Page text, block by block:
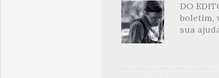
toda
na hora
DO
boletim,
sua
são